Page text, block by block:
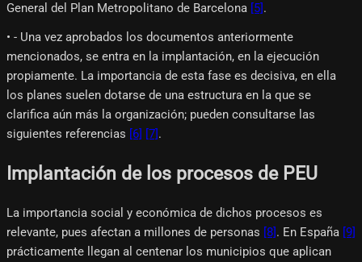
General del Plan Metropolitano de Barcelona [5] .
• - Una vez aprobados los documentos anteriormente
mencionados, se entra en la implantación, en la ejecución
propiamente. La importancia de esta fase es decisiva, en ella
los planes suelen dotarse de una estructura en la que se
clarifica aún más la organización; pueden consultarse las
siguientes referencias [6] [7] .
Implantación de los procesos de PEU
La importancia social y económica de dichos procesos es
relevante, pues afectan a millones de personas [8]. En España [9]
prácticamente llegan al centenar los municipios que aplican